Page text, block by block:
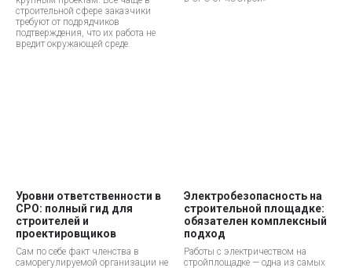
строительной сфере заказчики
требуют от подрядчиков
подтверждения, что их работа не
вредит окружающей среде.
Уровни ответственности в
СРО: полный гид для
строителей и
проектировщиков
Сам по себе факт членства в
саморегулируемой организации не
Электробезопасность на
строительной площадке:
обязателен комплексный
подход
Работы с электричеством на
стройплощадке — одна из самых